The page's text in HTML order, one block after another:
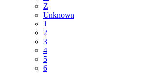
Z
Unknown
1
2
3
4
5
6